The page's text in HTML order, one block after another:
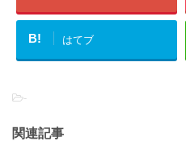
B! はてブ
-
関連記事